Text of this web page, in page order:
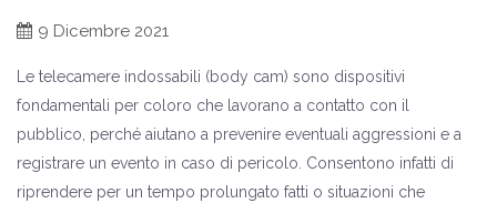
9 Dicembre 2021
Le telecamere indossabili (body cam) sono dispositivi
fondamentali per coloro che lavorano a contatto con il
pubblico, perché aiutano a prevenire eventuali aggressioni e a
registrare un evento in caso di pericolo. Consentono infatti di
riprendere per un tempo prolungato fatti o situazioni che